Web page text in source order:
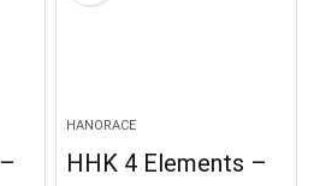
HANORACE
HHK 4 Elements –